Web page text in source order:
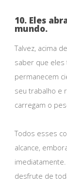
10. Eles
mundo.
Talvez, acima
saber que eles
permanecem
seu trabalho e
carregam o
Todos esses
alcance,
desfrute de